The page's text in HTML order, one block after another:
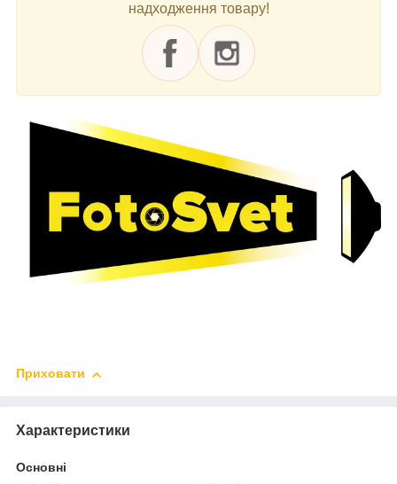
надходження товару!
Приховати
Характеристики
Основні